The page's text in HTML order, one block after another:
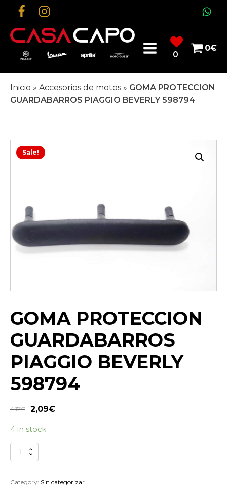
0
0€
Inicio » Accesorios de motos » GOMA PROTECCION
GUARDABARROS PIAGGIO BEVERLY 598794
Sale!
GOMA PROTECCION
GUARDABARROS
PIAGGIO BEVERLY
598794
4,17€ 2,09€
4 in stock
GOMA
PROTECCION
PIAGGIO
Category: Sin categorizar